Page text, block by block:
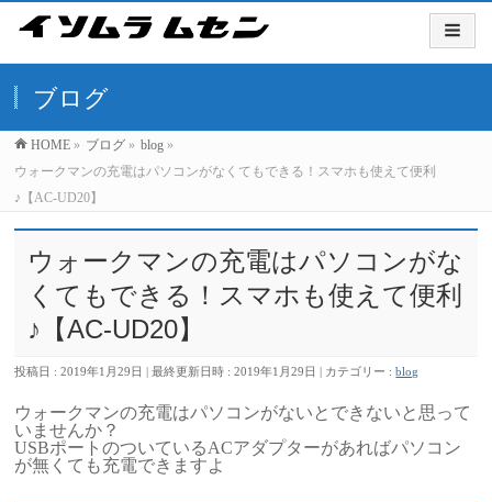
ブログ
HOME » ブログ » blog »
ウォークマンの充電はパソコンがなくてもできる！スマホも使えて便利
♪【AC-UD20】
ウォークマンの充電はパソコンがな
くてもできる！スマホも使えて便利
♪【AC-UD20】
投稿日 : 2019年1月29日 最終更新日時 : 2019年1月29日 カテゴリー :blog
ウォークマンの充電はパソコンがないとできないと思って
いませんか？
USBポートのついているACアダプターがあればパソコン
が無くても充電できますよ